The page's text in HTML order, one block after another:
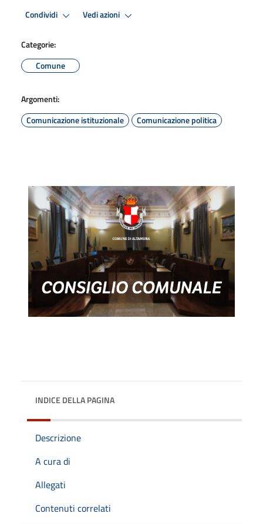
Condividi Vedi azioni
Categorie:
Comune
Argomenti:
Comunicazione istituzionale
Comunicazione politica
INDICE DELLA PAGINA
Descrizione
A cura di
Allegati
Contenuti correlati